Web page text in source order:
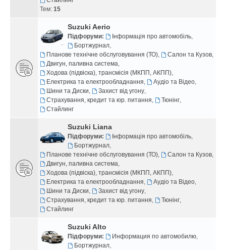
Тем: 15
Suzuki Aerio
Підфоруми: Інформація про автомобіль,
Бортжурнал,
Планове технічне обслуговування (ТО), Салон та Кузов,
Двигун, паливна система,
Ходова (підвіска), трансмісія (МКПП, АКПП),
Електрика та електрообладнання, Аудіо та Відео,
Шини та Диски, Захист від угону,
Страхування, кредит та юр. питання, Тюнінг,
Стайлинг
Suzuki Liana
Підфоруми: Інформація про автомобіль,
Бортжурнал,
Планове технічне обслуговування (ТО), Салон та Кузов,
Двигун, паливна система,
Ходова (підвіска), трансмісія (МКПП, АКПП),
Електрика та електрообладнання, Аудіо та Відео,
Шини та Диски, Захист від угону,
Страхування, кредит та юр. питання, Тюнінг,
Стайлинг
Suzuki Alto
Підфоруми: Информация по автомобилю,
Бортжурнал,